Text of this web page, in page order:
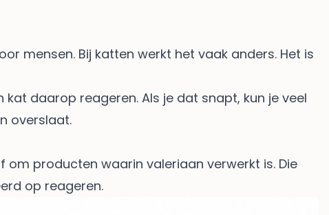
mensen. Bij katten werkt het vaak anders. Het is
daarop reageren. Als je dat snapt, kun je veel
overslaat.
producten waarin valeriaan verwerkt is. Die
op reageren.